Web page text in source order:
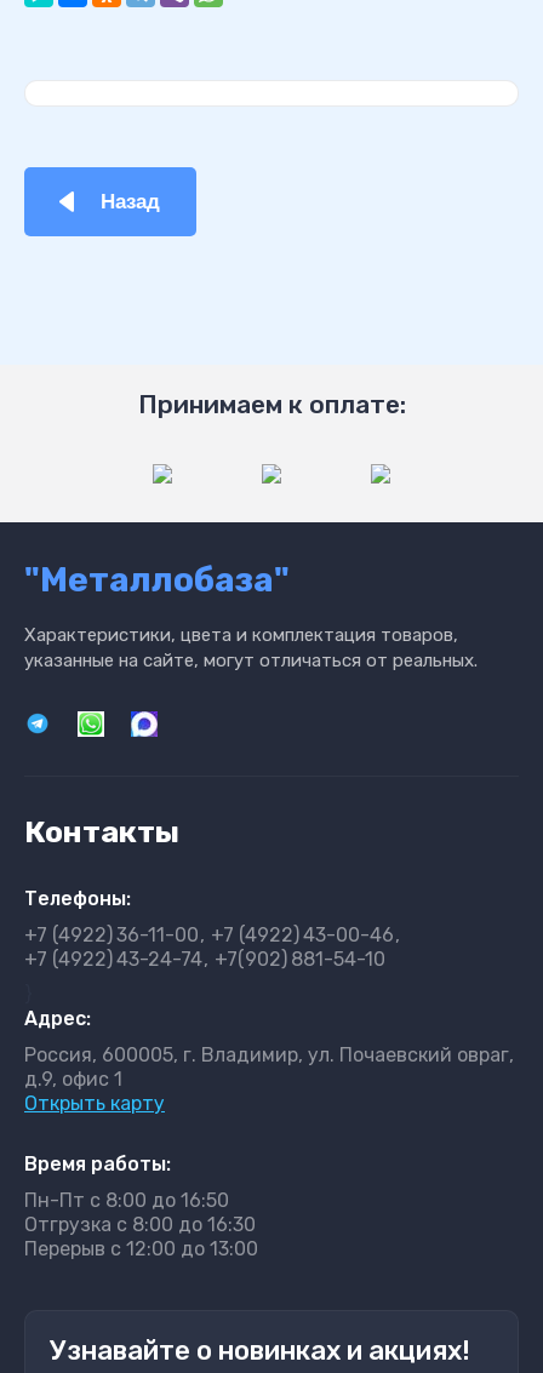
Назад
Принимаем к оплате:
"Металлобаза"
Характеристики, цвета и комплектация товаров,
указанные на сайте, могут отличаться от реальных.
Контакты
Телефоны:
+7 (4922)36-11-00 +7 (4922)43-00-46
+7 (4922)43-24-74 +7(902) 881-54-10
Адрес:
Россия, 600005, г. Владимир, ул. Почаевский овраг,
д.9, офис 1
Открыть карту
Время работы:
Пн-Пт с 8:00 до 16:50
Отгрузка с 8:00 до 16:30
Перерыв с 12:00 до 13:00
Узнавайте о новинках и акциях!